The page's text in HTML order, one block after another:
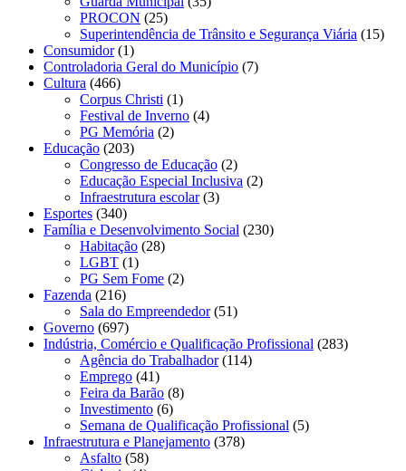
PROCON (25)
Superintendência de Trânsito e Segurança Viária (15)
Consumidor(1)
Controladoria Geral do Município (7)
Cultura (466)
Corpus Christi (1)
Festival de Inverno (4)
PG Memória (2)
Educação (203)
Congresso de Educação (2)
Educação Especial Inclusiva (2)
Infraestrutura escolar(3)
Esportes (340)
Família e Desenvolvimento Social (230)
Habitação (28)
LGBT (1)
PG Sem Fome (2)
Fazenda (216)
Sala do Empreendedor(51)
Governo (697)
Indústria, Comércio e Qualificação Profissional (283)
Agência do Trabalhador(114)
Emprego (41)
Feira da Barão (8)
Investimento (6)
Semana de Qualificação Profissional (5)
Infraestrutura e Planejamento (378)
Asfalto (58)